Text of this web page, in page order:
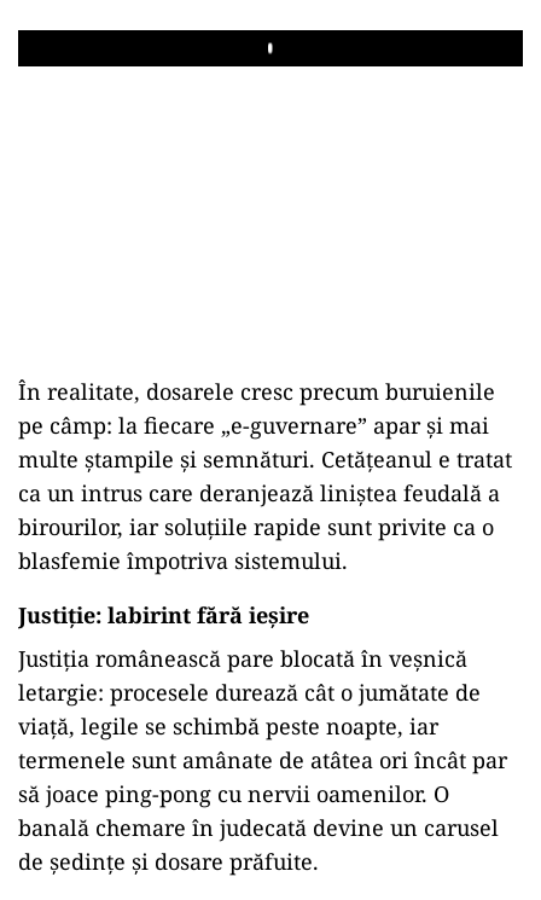
Play
În realitate, dosarele cresc precum buruienile
pe câmp: la fiecare „e-guvernare” apar și mai
multe ștampile și semnături. Cetățeanul e tratat
ca un intrus care deranjează liniștea feudală a
birourilor, iar soluțiile rapide sunt privite ca o
blasfemie împotriva sistemului.
Justiție: labirint fără ieșire
Justiția românească pare blocată în veșnică
letargie: procesele durează cât o jumătate de
viață, legile se schimbă peste noapte, iar
termenele sunt amânate de atâtea ori încât par
să joace ping-pong cu nervii oamenilor. O
banală chemare în judecată devine un carusel
de ședințe și dosare prăfuite.